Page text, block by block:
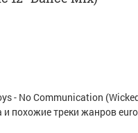
- No Communication
и похожие треки жанров